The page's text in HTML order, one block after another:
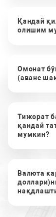
Қандай
олишим
Омонат
(аванс
Тижорат
қандай
мумкин?
Валюта